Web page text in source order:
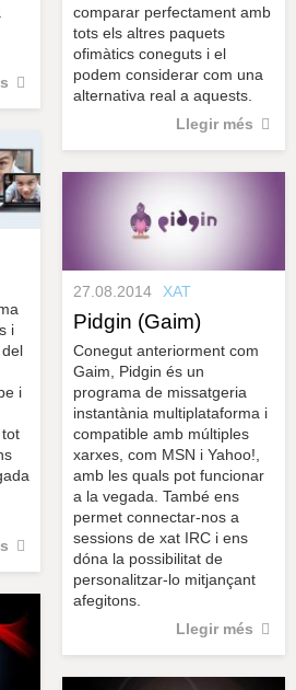
comparar perfectament amb
tots els altres paquets
ofimàtics coneguts i el
podem considerar com una
alternativa real a aquests.
Llegir més
i
i
27.08.2014 XAT
Pidgin (Gaim)
Conegut anteriorment com
Gaim, Pidgin és un
programa de missatgeria
instantània multiplataforma i
compatible amb múltiples
xarxes, com MSN i Yahoo!,
amb les quals pot funcionar
a la vegada. També ens
permet connectar-nos a
sessions de xat IRC i ens
dóna la possibilitat de
personalitzar-lo mitjançant
afegitons.
Llegir més